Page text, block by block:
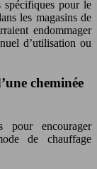
pour le
les magasins de
endommager
d’utilisation ou
cheminée
pour encourager
de chauffage